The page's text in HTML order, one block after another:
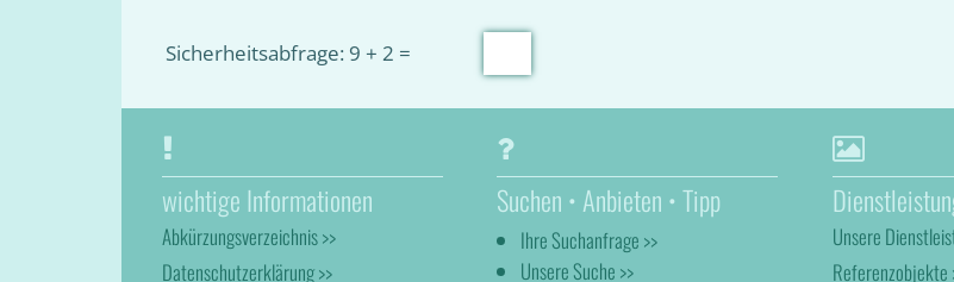
Sicherheitsabfrage: 9 + 2 =
wichtige Informationen
Abkürzungsverzeichnis >>
Datenschutzerklärung >>
Suchen • Anbieten • Tipp
Ihre Suchanfrage >>
Unsere Suche >>
Unsere
Referenzobjekte